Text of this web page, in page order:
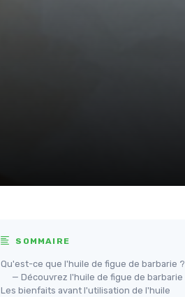
SOMMAIRE
Qu'est-ce que l'huile de figue de barbarie ?
— Découvrez l'huile de figue de barbarie
Les bienfaits avant l'utilisation de l'huile